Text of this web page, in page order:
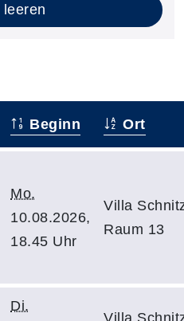
Beginn Ort
Mo.
10.08.2026,
18.45 Uhr
Villa
Raum 13
Di.
Villa